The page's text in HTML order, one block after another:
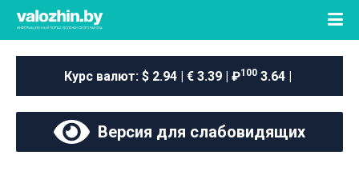
Курс валют: $ 2.94 | € 3.39 | ₽100 3.64 |
Версия для слабовидящих